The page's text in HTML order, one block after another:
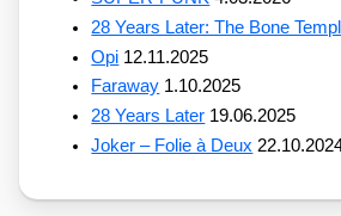
28 Years Later: The Bone
Opi 12.11.2025
Faraway 1.10.2025
28 Years Later 19.06.2025
Joker – Folie à Deux